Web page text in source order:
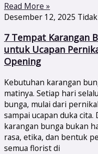
Read More »
Desember 12, 2025
7 Tempat Karangan
untuk Ucapan
Opening
Kebutuhan karangan
matinya. Setiap hari
bunga, mulai dari
sampai ucapan duka
karangan bunga bukan
rasa, etika, dan bentuk
semua florist di